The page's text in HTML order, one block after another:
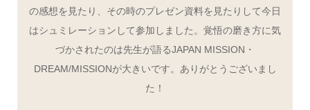
の感想を見たり、その時のプレゼン資料を見たりして今日
はシュミレーションして参加しました。覚悟の磨き方に気
づかされたのは先生が語るJAPAN MISSION・
DREAM/MISSIONが大きいです。ありがとうございまし
た！